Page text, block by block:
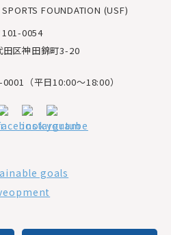
FOUNDATION (USF)
101-0054
田区神田錦町3-20
（平日10:00～18:00）